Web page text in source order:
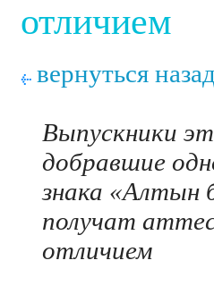
отличием
вернуться
Выпускники
добравшие
знака «Алтын
получат
отличием